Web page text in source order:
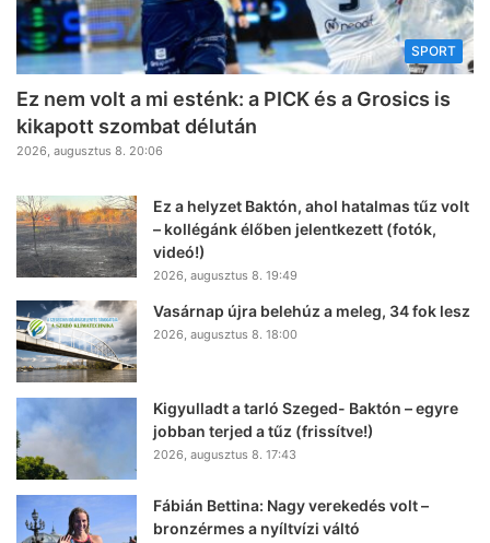
SPORT
Ez nem volt a mi esténk: a PICK és a Grosics is
kikapott szombat délután
2026, augusztus 8. 20:06
Ez a helyzet Baktón, ahol hatalmas tűz volt
– kollégánk élőben jelentkezett (fotók,
videó!)
2026, augusztus 8. 19:49
Vasárnap újra belehúz a meleg, 34 fok lesz
2026, augusztus 8. 18:00
Kigyulladt a tarló Szeged- Baktón – egyre
jobban terjed a tűz (frissítve!)
2026, augusztus 8. 17:43
Fábián Bettina: Nagy verekedés volt –
bronzérmes a nyíltvízi váltó